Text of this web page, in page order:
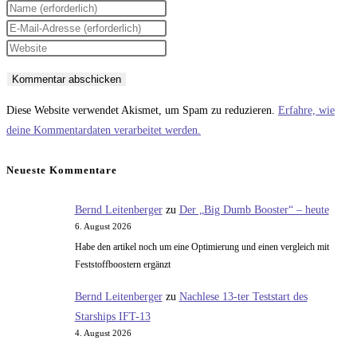
Gib
deinen
Namen
zum
Kommentieren
Gib
deine
Adresse
zum
ein
Gib
URL
ein
Diese Website verwendet Akismet, um Spam zu reduzieren. Erfahre, wie
deine Kommentardaten verarbeitet werden.
Neueste Kommentare
Bernd Leitenbergerzu Der „Big Dumb Booster“ – heute
6. August 2026
Habe den artikel noch um eine Optimierung und einen vergleich mit
Feststoffboostern ergänzt
Bernd Leitenbergerzu Nachlese 13-ter Teststart des
Starships IFT-13
4. August 2026